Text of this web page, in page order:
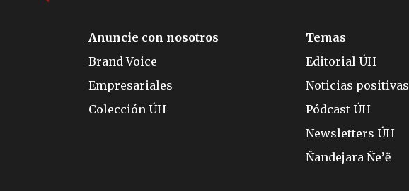
Anuncie con nosotros
Brand Voice
Empresariales
Colección ÚH
Temas
Editorial ÚH
Noticias positivas
Pódcast ÚH
Newsletters ÚH
Ñandejara Ñe’ẽ